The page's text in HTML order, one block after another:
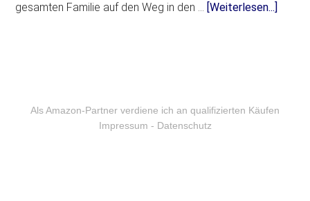
gesamten Familie auf den Weg in den … [Weiterlesen...]
Als Amazon-Partner verdiene ich an qualifizierten Käufen
Impressum - Datenschutz